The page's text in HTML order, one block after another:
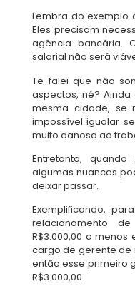
Lembra do exemplo
Eles precisam
agência bancária.
salarial não será
Te falei que não
aspectos, né?
mesma cidade, se
impossível igualar
muito danosa ao
Entretanto,
algumas nuances
deixar passar.
Exemplificando,
relacionamento
R$3.000,00 a
cargo de gerente de
então esse primeiro
R$3.000,00.